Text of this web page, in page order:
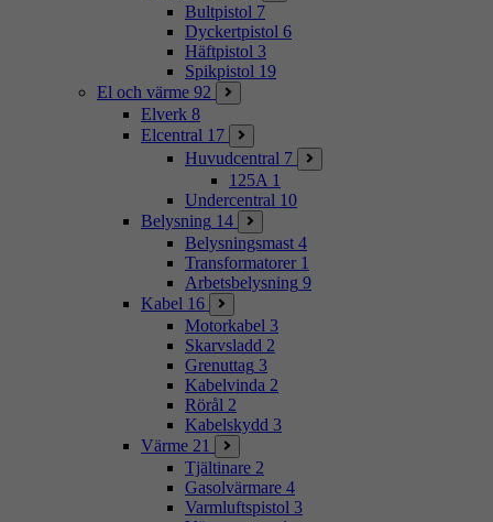
Bultpistol 7
Dyckertpistol 6
Häftpistol 3
Spikpistol 19
El och värme 92
Elverk 8
Elcentral 17
Huvudcentral 7
125A 1
Undercentral 10
Belysning 14
Belysningsmast 4
Transformatorer 1
Arbetsbelysning 9
Kabel 16
Motorkabel 3
Skarvsladd 2
Grenuttag 3
Kabelvinda 2
Rörål 2
Kabelskydd 3
Värme 21
Tjältinare 2
Gasolvärmare 4
Varmluftspistol 3